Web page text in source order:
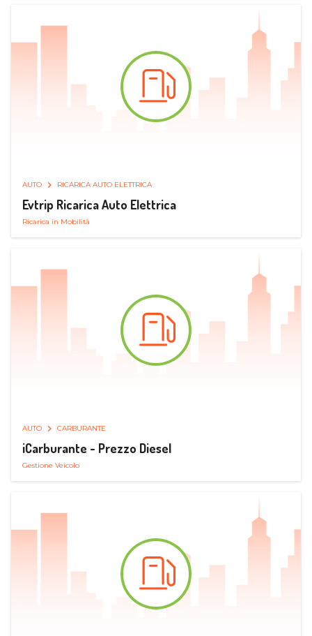
AUTO RICARICA AUTO ELETTRICA
Evtrip Ricarica Auto Elettrica
Ricarica in Mobilità
AUTO CARBURANTE
iCarburante - Prezzo Diesel
Gestione Veicolo